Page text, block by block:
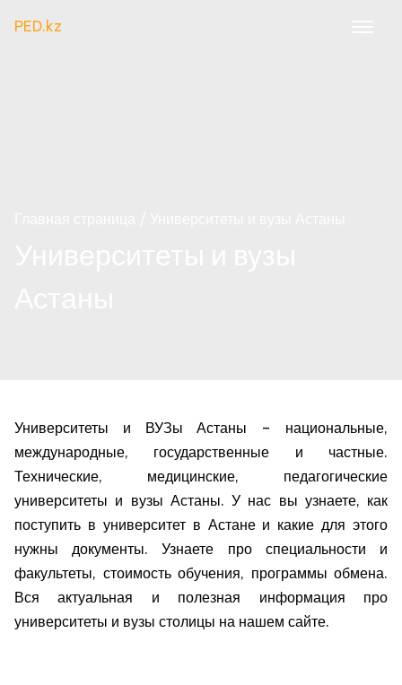
PED.kz
Университеты и ВУЗы Астаны – национальные,
международные, государственные и частные.
Технические, медицинские, педагогические
университеты и вузы Астаны. У нас вы узнаете, как
поступить в университет в Астане и какие для этого
нужны документы. Узнаете про специальности и
факультеты, стоимость обучения, программы обмена.
Вся актуальная и полезная информация про
университеты и вузы столицы на нашем сайте.